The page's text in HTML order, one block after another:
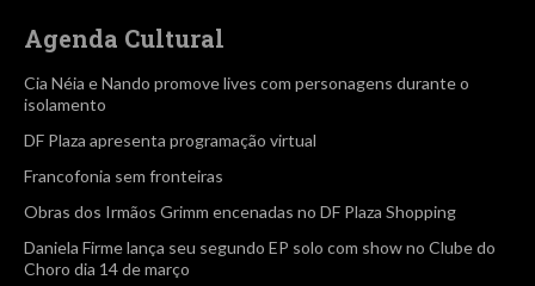
Agenda Cultural
Cia Néia e Nando promove lives com personagens durante o
isolamento
DF Plaza apresenta programação virtual
Francofonia sem fronteiras
Obras dos Irmãos Grimm encenadas no DF Plaza Shopping
Daniela Firme lança seu segundo EP solo com show no Clube do
Choro dia 14 de março